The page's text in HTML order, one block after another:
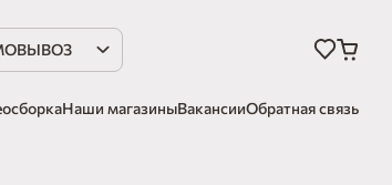
Наши магазиныВакансииОбратная связь